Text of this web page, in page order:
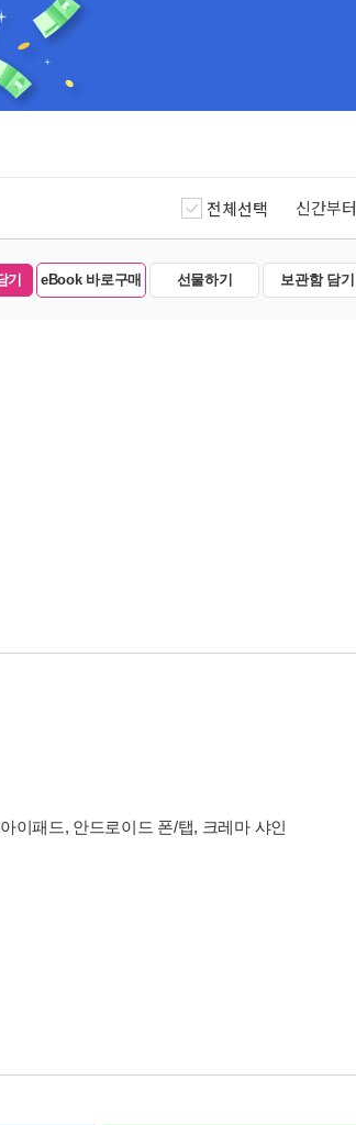
신간부터
전체선택
기 eBook 바로구매 선물하기 보관함 담기
이패드, 안드로이드 폰/탭, 크레마 샤인